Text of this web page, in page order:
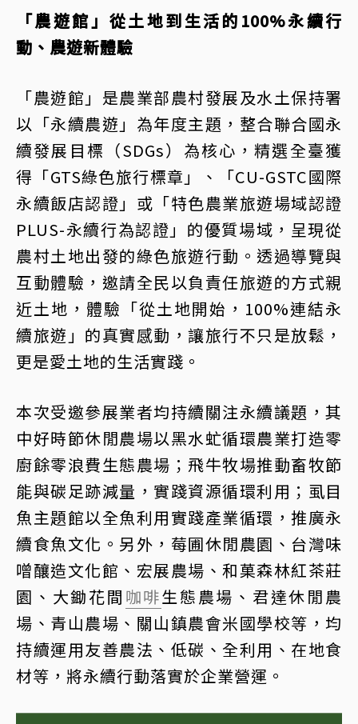
「農遊館」從土地到生活的100%永續行
動、農遊新體驗
「農遊館」是農業部農村發展及水土保持署
以「永續農遊」為年度主題，整合聯合國永
續發展目標（SDGs）為核心，精選全臺獲
得「GTS綠色旅行標章」、「CU-GSTC國際
永續飯店認證」或「特色農業旅遊場域認證
PLUS-永續行為認證」的優質場域，呈現從
農村土地出發的綠色旅遊行動。透過導覽與
互動體驗，邀請全民以負責任旅遊的方式親
近土地，體驗「從土地開始，100%連結永
續旅遊」的真實感動，讓旅行不只是放鬆，
更是愛土地的生活實踐。
本次受邀參展業者均持續關注永續議題，其
中好時節休閒農場以黑水虻循環農業打造零
廚餘零浪費生態農場；飛牛牧場推動畜牧節
能與碳足跡減量，實踐資源循環利用；虱目
魚主題館以全魚利用實踐產業循環，推廣永
續食魚文化。另外，莓圃休閒農園、台灣味
噌釀造文化館、宏展農場、和菓森林紅茶莊
園、大鋤花間 咖啡生態農場、君達休閒農
場、青山農場、關山鎮農會米國學校等，均
持續運用友善農法、低碳、全利用、在地食
材等，將永續行動落實於企業營運。